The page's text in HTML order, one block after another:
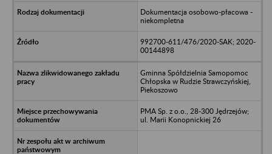
Dokumentacja osobowo-płacowa -
niekompletna
992700-611/476/2020-SAK; 2020-
00144898
Gminna Spółdzielnia Samopomoc
Chłopska w Rudzie Strawczyńskiej,
Piekoszowo
PMA Sp. z o.o., 28-300 Jędrzejów;
ul. Marii Konopnickiej 26